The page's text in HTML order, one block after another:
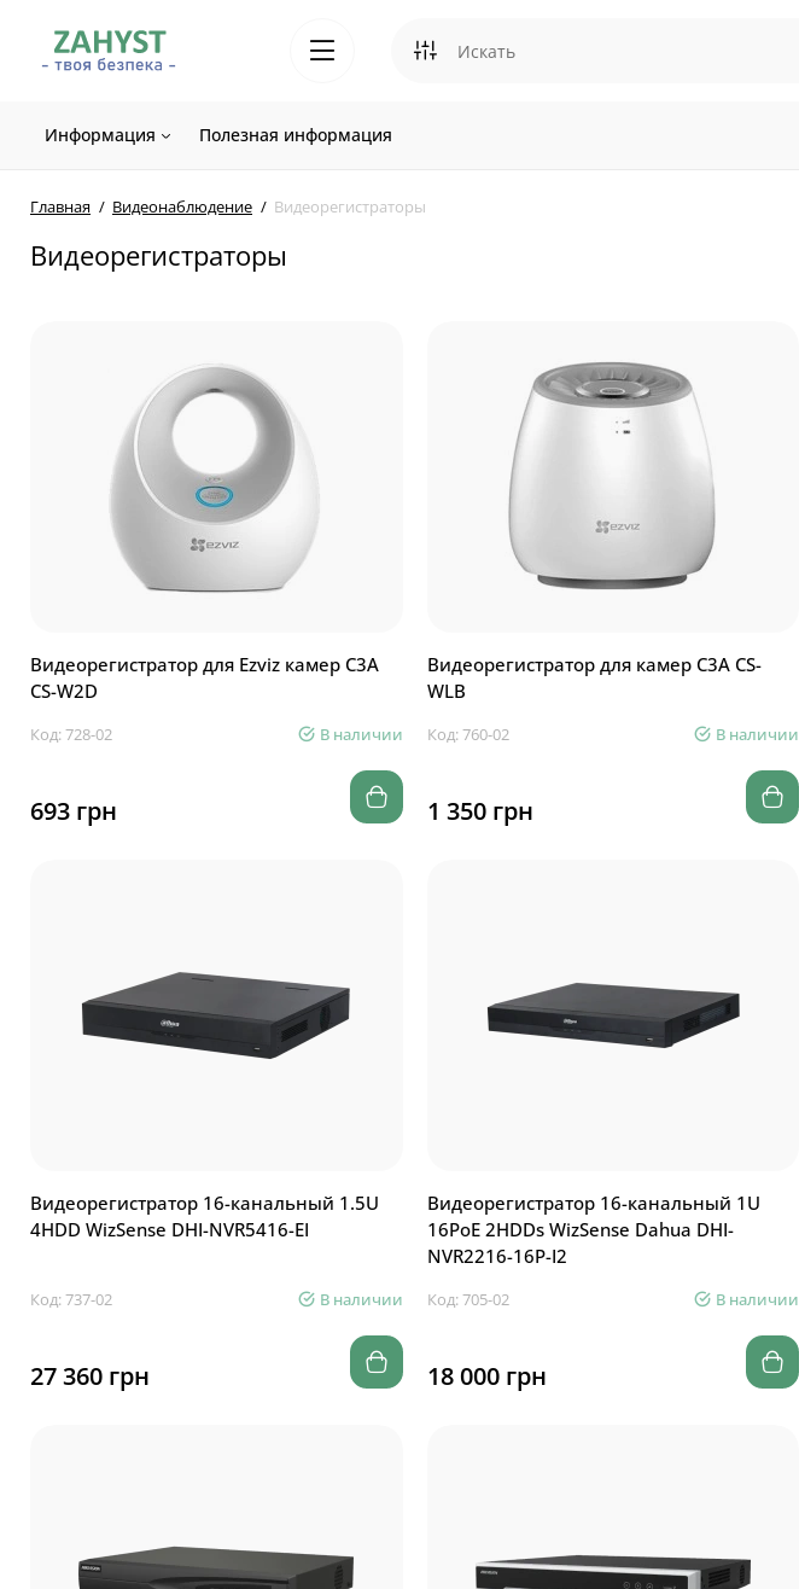
Информация Полезная информация
Главная Видеонаблюдение Видеорегистраторы
Видеорегистраторы
Видеорегистратор для Ezviz камер C3A
CS-W2D
Код: 728-02 В наличии
693 грн
Видеорегистратор для камер C3A CS-
WLB
Код: 760-02 В наличии
1 350 грн
Видеорегистратор 16-канальный 1.5U
4HDD WizSense DHI-NVR5416-EI
Код: 737-02 В наличии
27 360 грн
Видеорегистратор 16-канальный 1U
16PoE 2HDDs WizSense Dahua DHI-
NVR2216-16P-I2
Код: 705-02 В наличии
18 000 грн